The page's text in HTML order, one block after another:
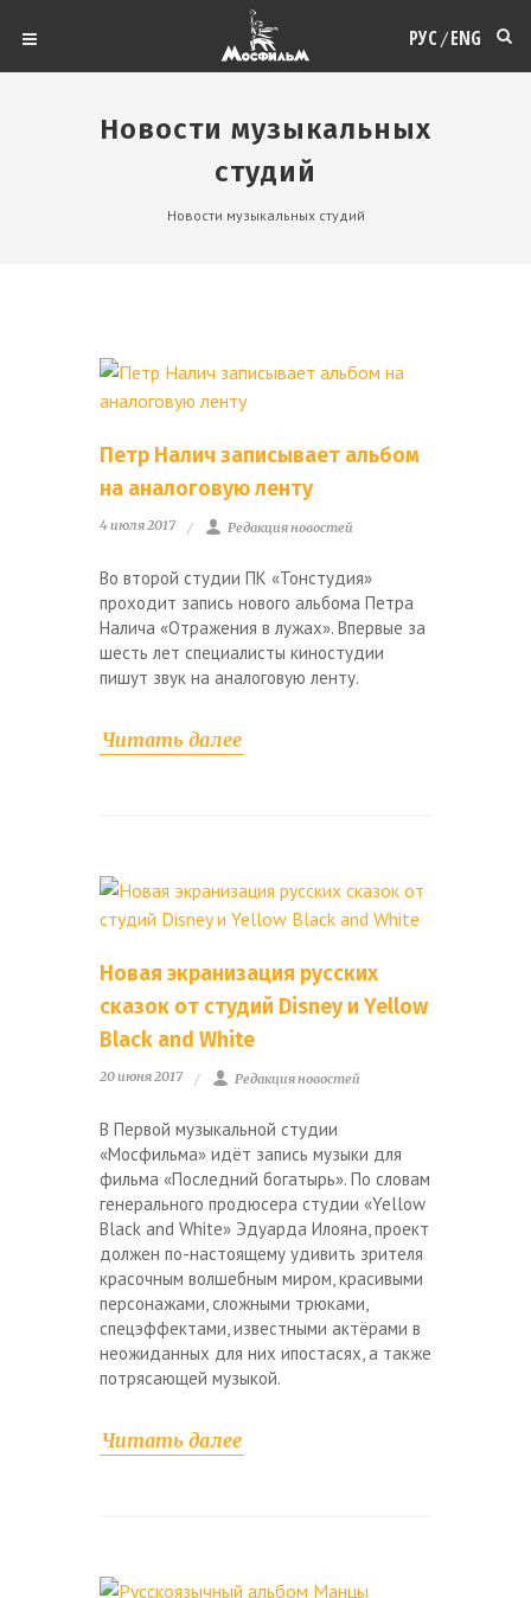
РУС /ENG
Новости музыкальных
студий
Новости музыкальных студий
Петр Налич записывает альбом
на аналоговую ленту
4 июля 2017 Редакция новостей
Во второй студии ПК «Тонстудия»
проходит запись нового альбома Петра
Налича «Отражения в лужах». Впервые за
шесть лет специалисты киностудии
пишут звук на аналоговую ленту.
Читать далее
Новая экранизация русских
сказок от студий Disney и Yellow
Black and White
20 июня 2017 Редакция новостей
В Первой музыкальной студии
«Мосфильма» идёт запись музыки для
фильма «Последний богатырь». По словам
генерального продюсера студии «Yellow
Black and White» Эдуарда Илояна, проект
должен по-настоящему удивить зрителя
красочным волшебным миром, красивыми
персонажами, сложными трюками,
спецэффектами, известными актёрами в
неожиданных для них ипостасях, а также
потрясающей музыкой.
Читать далее